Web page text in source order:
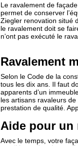
Le ravalement de
permet de conserver
Ziegler renovation situé
le ravalement doit se
n’ont pas exécuté le
Ravalement
Selon le Code de la
tous les dix ans. Il faut
apparents d’un
les artisans ravaleurs
prestation de qualité.
Aide pour un
Avec le temps, votre